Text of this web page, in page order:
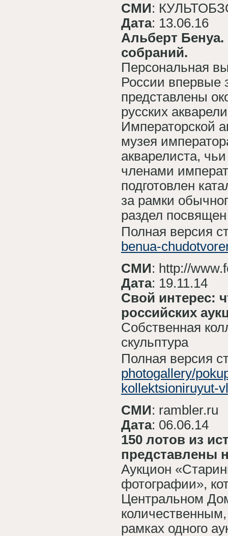
СМИ:
Дата: 13.06.16
Альберт
собраний.
Персональная
России впервые
представлены
русских
Императорской
музея
акварелиста,
членами
подготовлен
за рамки
раздел
Полная версия
benua-
СМИ: http://
Дата: 19.11.14
Cвой интерес:
российских
Собственная
скульптура
Полная версия
photogallery/
kollektsioniruyut-
СМИ: rambler.ru
Дата: 06.06.14
150 лотов из
представлены
Аукцион
фотографии»,
Центральном
рамках одного